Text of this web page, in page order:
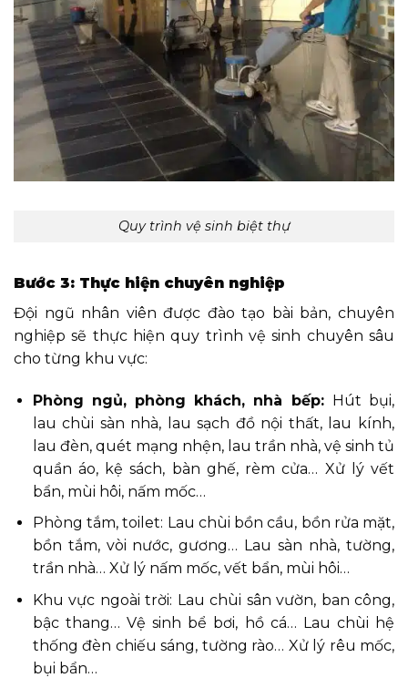
Quy trình vệ sinh biệt thự
Bước 3: Thực hiện chuyên nghiệp
Đội ngũ nhân viên được đào tạo bài bản, chuyên
nghiệp sẽ thực hiện quy trình vệ sinh chuyên sâu
cho từng khu vực:
Phòng ngủ, phòng khách, nhà bếp: Hút bụi,
lau chùi sàn nhà, lau sạch đồ nội thất, lau kính,
lau đèn, quét mạng nhện, lau trần nhà, vệ sinh tủ
quần áo, kệ sách, bàn ghế, rèm cửa… Xử lý vết
bẩn, mùi hôi, nấm mốc…
Phòng tắm, toilet: Lau chùi bồn cầu, bồn rửa mặt,
bồn tắm, vòi nước, gương… Lau sàn nhà, tường,
trần nhà… Xử lý nấm mốc, vết bẩn, mùi hôi…
Khu vực ngoài trời: Lau chùi sân vườn, ban công,
bậc thang… Vệ sinh bể bơi, hồ cá… Lau chùi hệ
thống đèn chiếu sáng, tường rào… Xử lý rêu mốc,
bụi bẩn…